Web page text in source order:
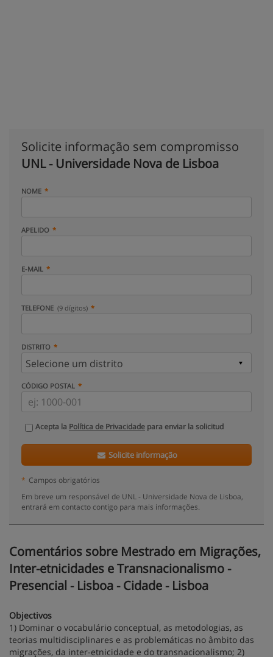
Solicite informação sem compromisso
UNL - Universidade Nova de Lisboa
NOME
APELIDO
E-MAIL
TELEFONE (9 dígitos)
DISTRITO
CÓDIGO POSTAL
Acepta la Política de Privacidade para enviar la solicitud
Solicite informação
* Campos obrigatórios
Em breve um responsável de UNL - Universidade Nova de Lisboa,
entrará em contacto contigo para mais informações.
Comentários sobre Mestrado em Migrações,
Inter-etnicidades e Transnacionalismo -
Presencial - Lisboa - Cidade - Lisboa
Objectivos
1) Dominar o vocabulário conceptual, as metodologias, as
teorias multidisciplinares e as problemáticas no âmbito das
migrações, da inter-etnicidade e do transnacionalismo; 2)